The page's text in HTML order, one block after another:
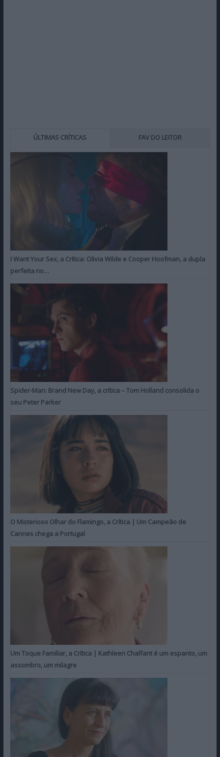
ÚLTIMAS CRÍTICAS FAV DO LEITOR
I Want Your Sex, a Crítica: Olivia Wilde e Cooper Hoofman, a dupla
perfeita no…
Spider-Man: Brand New Day, a crítica – Tom Holland consolida o
seu Peter Parker
O Misterioso Olhar do Flamingo, a Crítica | Um Campeão de
Cannes chega a Portugal
Um Toque Familiar, a Crítica | Kathleen Chalfant é um espanto, um
assombro, um milagre